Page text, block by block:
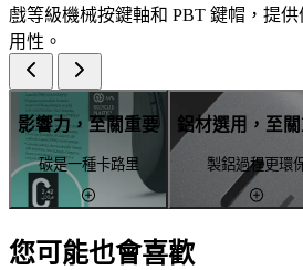
戲等級機械按鍵軸和 PBT 鍵帽，提
用性。
影響力，至關重要
碳是一種卡路里
鋁材選用，至
製鋁過程更環
您可能也會喜歡